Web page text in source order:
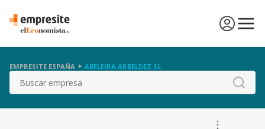
EMPRESITE ESPAÑA ABELEIRA ARBELDEZ SL
Buscar